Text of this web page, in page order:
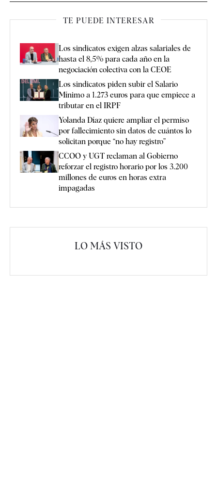
TE PUEDE INTERESAR
Los sindicatos exigen alzas salariales de
hasta el 8,5% para cada año en la
negociación colectiva con la CEOE
Los sindicatos piden subir el Salario
Mínimo a 1.273 euros para que empiece a
tributar en el IRPF
Yolanda Díaz quiere ampliar el permiso
por fallecimiento sin datos de cuántos lo
solicitan porque “no hay registro”
CCOO y UGT reclaman al Gobierno
reforzar el registro horario por los 3.200
millones de euros en horas extra
impagadas
LO MÁS VISTO